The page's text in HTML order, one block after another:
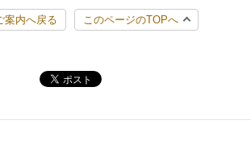
案内へ戻る このページのTOPへ